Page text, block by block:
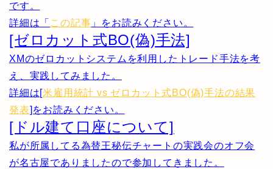
です。
詳細は「 この記事 」をお読みください。
[ゼロカット式BO(偽)手法]
XMのゼロカットシステムを利用したトレード手法を考
え、実践してみました。
詳細は[米雇用統計 vs ゼロカット式BO(偽)手法の結果
発表]をお読みください。
[ドル建て口座について]
私が所属してる為替王秘伝チャートの実践会のオフ会
が名古屋でありましたので参加してきました。